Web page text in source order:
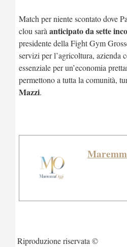
Match per niente scontato dove
clou sarà anticipato da sette
presidente della Fight Gym
servizi per l’agricoltura, azienda
essenziale per un’economia
permettono a tutta la comunità,
Mazzi.
Riproduzione riservata ©